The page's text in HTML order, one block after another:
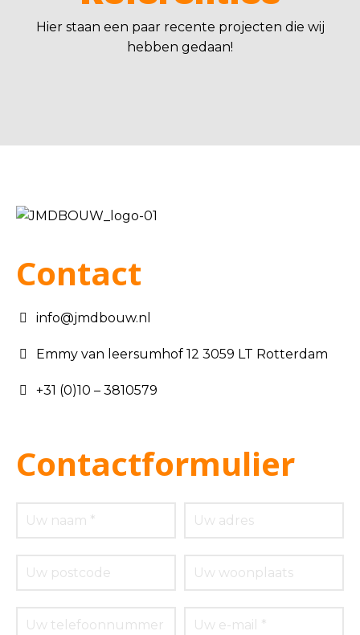
Hier staan een paar recente projecten die wij
hebben gedaan!
Contact
info@jmdbouw.nl
Emmy van leersumhof 12 3059 LT Rotterdam
+31 (0)10 – 3810579
Contactformulier